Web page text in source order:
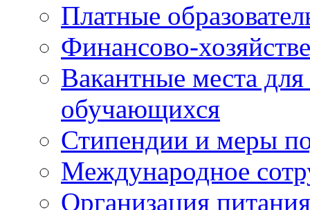
Платные
Финансово-
Вакантные места
обучающихся
Стипендии и меры
Международное
Организация